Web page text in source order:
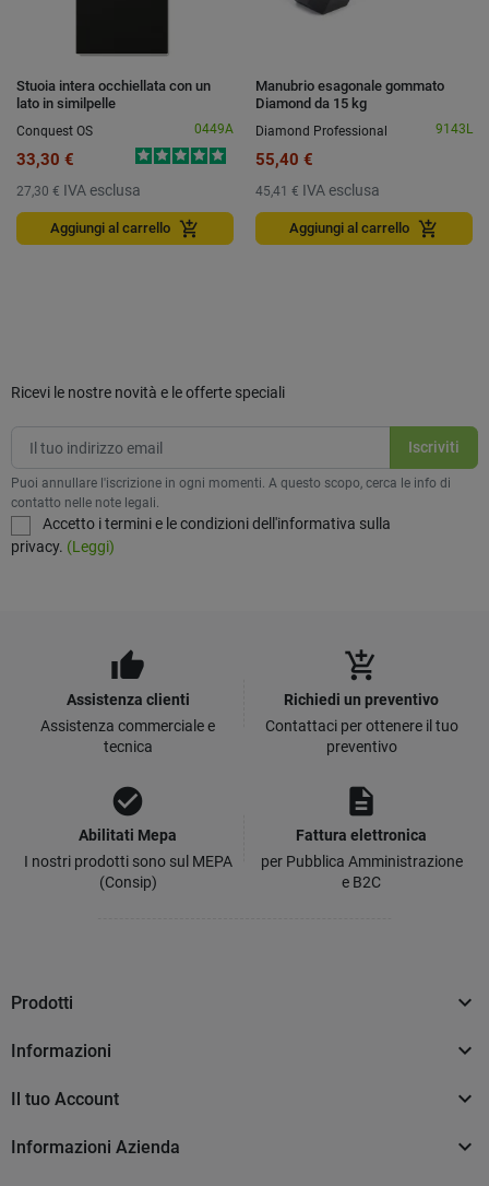
Stuoia intera occhiellata con un
lato in similpelle
Conquest OS
0449A
33,30 €
27,30 € IVA esclusa
Aggiungi al carrello add_shopping_cart
Manubrio esagonale gommato
Diamond da 15 kg
Diamond Professional
9143L
55,40 €
45,41 € IVA esclusa
Aggiungi al carrello add_shopping_cart
Ricevi le nostre novità e le offerte speciali
Puoi annullare l'iscrizione in ogni momenti. A questo scopo, cerca le info di
contatto nelle note legali.
Accetto i termini e le condizioni dell'informativa sulla
privacy. (Leggi)
thumb_up
Assistenza clienti
Assistenza commerciale e
tecnica
add_shopping_cart
Richiedi un preventivo
Contattaci per ottenere il tuo
preventivo
check_circle
Abilitati Mepa
I nostri prodotti sono sul MEPA
(Consip)
description
Fattura elettronica
per Pubblica Amministrazione
e B2C
Prodotti 
Informazioni 
Il tuo Account 
Informazioni Azienda 